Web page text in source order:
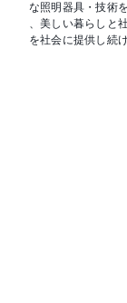
な照明器具・技術
、美しい暮らしと
を社会に提供し続